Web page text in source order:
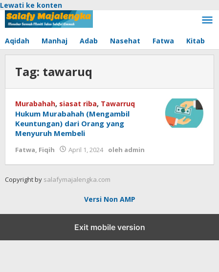
Lewati ke konten
Aqidah Manhaj Adab Nasehat Fatwa Kitab
Tag: tawaruq
Murabahah, siasat riba, Tawarruq
Hukum Murabahah (Mengambil
Keuntungan) dari Orang yang
Menyuruh Membeli
Fatwa, Fiqih April 1, 2024 oleh admin
Copyright by salafymajalengka.com
Versi Non AMP
Exit mobile version